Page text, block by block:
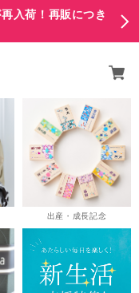
入荷！再販につき
出産・成長記念